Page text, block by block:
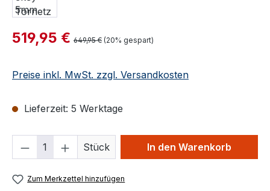
Verkaufspreis:
519,95 € Regulärer Preis:
649,95 € (20% gespart)
Preise inkl. MwSt. zzgl. Versandkosten
Lieferzeit: 5 Werktage
Produkt Anzahl: Gib den
Stück In den Warenkorb
Zum Merkzettel hinzufügen